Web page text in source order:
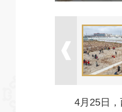
4月25日，西